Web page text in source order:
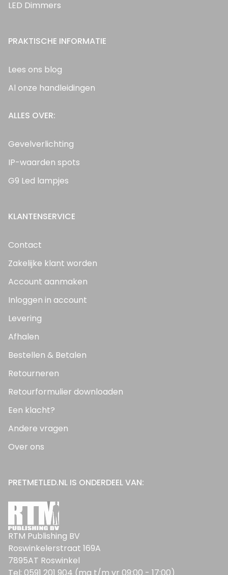
LED Dimmers
PRAKTISCHE INFORMATIE
Lees ons blog
Al onze handleidingen
ALLES OVER:
Gevelverlichting
IP-waarden spots
G9 Led lampjes
KLANTENSERVICE
Contact
Zakelijke klant worden
Account aanmaken
Inloggen in account
Levering
Afhalen
Bestellen & Betalen
Retourneren
Retourformulier downloaden
Een klacht?
Andere vragen
Over ons
PRETMETLED.NL IS ONDERDEEL VAN:
RTM Publishing BV
Roswinkelerstraat 169A
7895AT Roswinkel